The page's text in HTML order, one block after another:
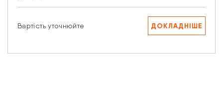
Вартість уточнюйте ДОКЛАДНІШЕ